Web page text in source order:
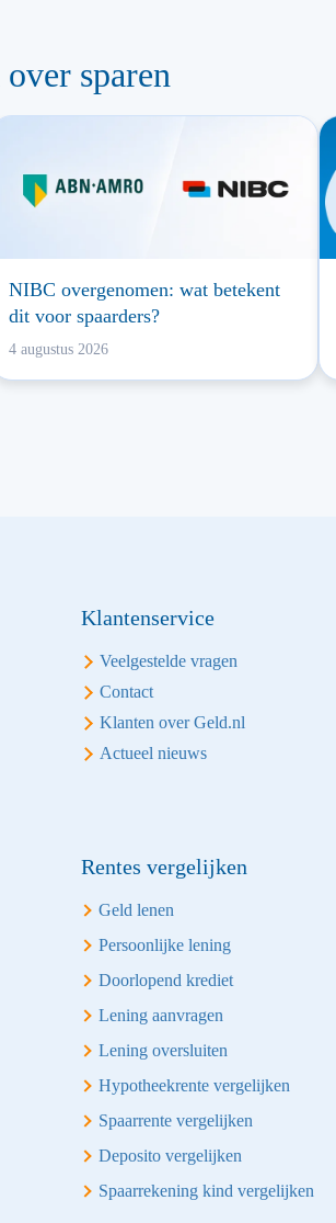
sparen
NIBC overgenomen: wat betekent
dit voor spaarders?
4 augustus 2026
Klantenservice
Veelgestelde vragen
Contact
Klanten over Geld.nl
Actueel nieuws
Rentes vergelijken
Geld lenen
Persoonlijke lening
Doorlopend krediet
Lening aanvragen
Lening oversluiten
Hypotheekrente vergelijken
Spaarrente vergelijken
Deposito vergelijken
Spaarrekening kind vergelijken